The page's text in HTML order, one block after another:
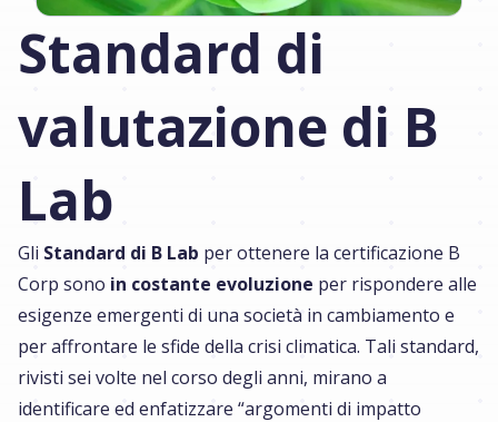
Standard di
valutazione di B
Lab
Gli Standard di B Lab per ottenere la certificazione B
Corp sono in costante evoluzione per rispondere alle
esigenze emergenti di una società in cambiamento e
per affrontare le sfide della crisi climatica. Tali standard,
rivisti sei volte nel corso degli anni, mirano a
identificare ed enfatizzare “argomenti di impatto